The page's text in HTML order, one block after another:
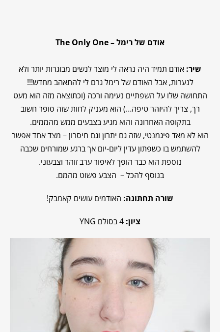
אודם של רימל –The Only One
שיר: אודם תמיד היה נראה לי מוצר לנשים מבוגרות יותר ולא
לנערות, אבל האודם של רימל גרם לי להתאהב מחדש!!!
התחושה שלו על השפתיים נעימה ורכה (וכתוצאה מזה הוא מעט
רך, צריך להיזהר טיפה…) הוא מעניק לחות שזה סופר חשוב
בתקופה האחרונה והוא מגיע בצבעים ממש מהממים.
הוא לא מאד פיגמנטי, שזה גם יתרון וגם חיסרון – מצד אחד אפשר
להשתמש בו כשפתון עדין ליום-יום אך ברגע שמורחים שכבה
נוספת הוא כבר הופך לאיפור ערב זוהר וצבעוני.
בנוסף להכל – הצבע פשוט מהמם.
שורה תחתונה: האודמים עושים קאמבק!
ציון: